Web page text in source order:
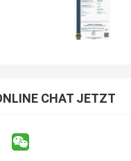
CHAT JETZT